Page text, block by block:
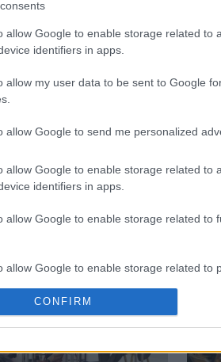
allow Google to enable storage related to
identifiers in apps.
allow my user data to be sent to Google
allow Google to send me personalized
allow Google to enable storage related to
identifiers in apps.
allow Google to enable storage related to
allow Google to enable storage related to
allow Google to enable storage related to
CONFIRM
ΚΕΡΚΥΡΑΣ